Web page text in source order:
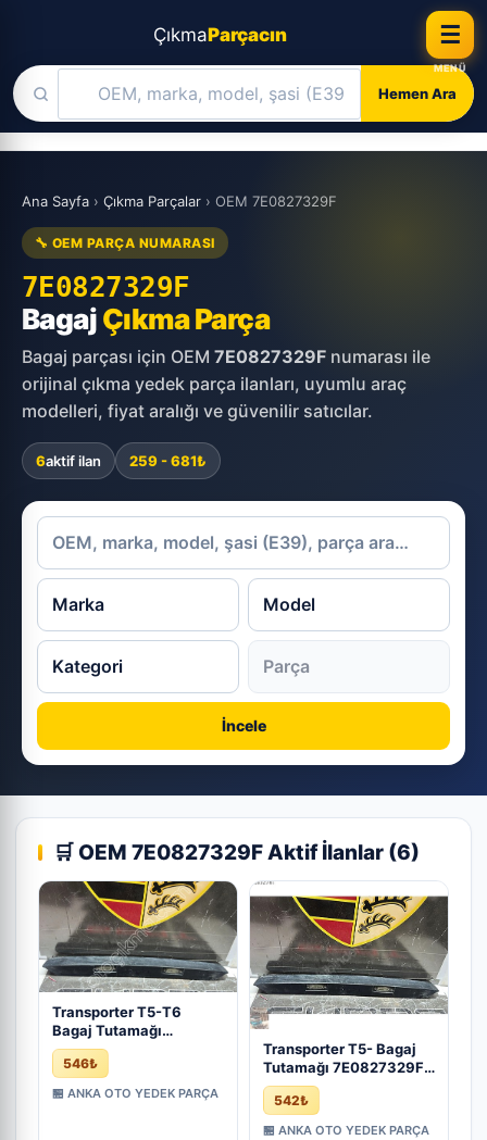
ÇıkmaParçacın
Hemen Ara
☰
Skip
content
Ana Sayfa › Çıkma Parçalar › OEM 7E0827329F
🔧 OEM PARÇA NUMARASI
7E0827329F
BagajÇıkma Parça
Bagaj parçası için OEM 7E0827329F numarası ile
orijinal çıkma yedek parça ilanları, uyumlu araç
modelleri, fiyat aralığı ve güvenilir satıcılar.
6aktif ilan 259 - 681₺
İncele
🛒 OEM 7E0827329F Aktif İlanlar (6)
Transporter T5-T6
Bagaj Tutamağı
7E0827329F
7H0827329B
7H0827329E - Çıkma
İzmir
546₺
🏪 ANKA OTO YEDEK PARÇA
Transporter T5- Bagaj
Tutamağı 7E0827329F
7H0827329B
7H0827329E - Çıkma
İzmir
542₺
🏪 ANKA OTO YEDEK PARÇA